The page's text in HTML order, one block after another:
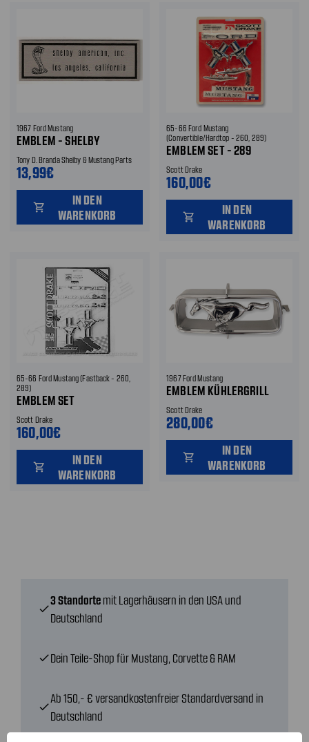
1967 Ford Mustang
EMBLEM - SHELBY
Tony D. Branda Shelby & Mustang Parts
13,99€
shopping_cart
IN DEN
WARENKORB
65-66 Ford Mustang
(Convertible/Hardtop - 260, 289)
EMBLEM SET - 289
Scott Drake
160,00€
shopping_cart
IN DEN
WARENKORB
65-66 Ford Mustang (Fastback - 260,
289)
EMBLEM SET
Scott Drake
160,00€
shopping_cart
IN DEN
WARENKORB
1967 Ford Mustang
EMBLEM KÜHLERGRILL
Scott Drake
280,00€
shopping_cart
IN DEN
WARENKORB
check
3 Standorte mit Lagerhäusern in den USA und
Deutschland
checkDein Teile-Shop für Mustang, Corvette & RAM
check
Ab 150,- € versandkostenfreier Standardversand in
Deutschland